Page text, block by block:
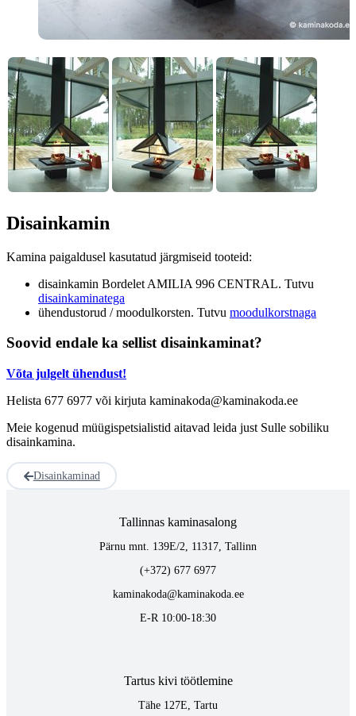
Disainkamin
Kamina paigaldusel kasutatud järgmiseid tooteid:
disainkamin Bordelet AMILIA 996 CENTRAL. Tutvu
disainkaminatega
ühendustorud / moodulkorsten. Tutvu moodulkorstnaga
Soovid endale ka sellist disainkaminat?
Võta julgelt ühendust!
Helista 677 6977 või kirjuta kaminakoda@kaminakoda.ee
Meie kogenud müügispetsialistid aitavad leida just Sulle sobiliku
disainkamina.
Disainkaminad
Tallinnas kaminasalong
Pärnu mnt. 139E/2, 11317, Tallinn
(+372) 677 6977
kaminakoda@kaminakoda.ee
E-R 10:00-18:30
Tartus kivi töötlemine
Tähe 127E, Tartu